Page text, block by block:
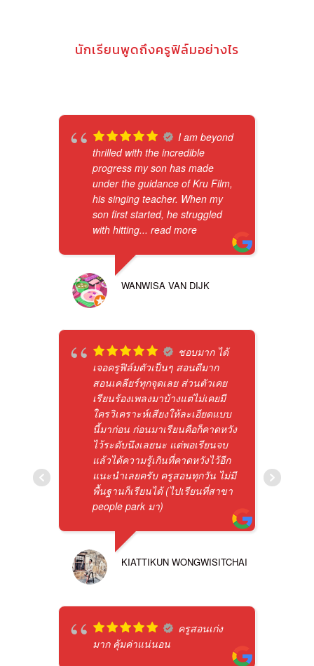
นักเรียนพูดถึงครูฟิล์มอย่างไร
I am beyond
thrilled with the incredible
progress my son has made
under the guidance of Kru Film,
his singing teacher. When my
son first started, he struggled
with hitting... read more
WANWISA VAN DIJK
ชอบมาก ได้
เจอครูฟิล์มตัวเป็นๆ สอนดีมาก
สอนเคลียร์ทุกจุดเลย ส่วนตัวเคย
เรียนร้องเพลงมาบ้างแต่ไม่เคยมี
ใครวิเคราะห์เสียงให้ละเอียดแบบ
นี้มาก่อน ก่อนมาเรียนคือก็คาดหวัง
ไว้ระดับนึงเลยนะ แต่พอเรียนจบ
แล้วได้ความรู้เกินที่คาดหวังไว้อีก
แนะนำเลยครับ ครูสอนทุกวัน ไม่มี
พื้นฐานก็เรียนได้ (ไปเรียนที่สาขา
people park มา)
KIATTIKUN WONGWISITCHAI
ครูสอนเก่ง
มาก คุ้มค่าแน่นอน